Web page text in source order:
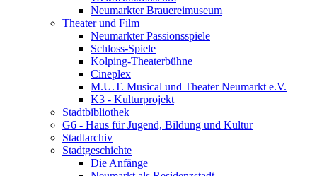
Neumarkter Brauereimuseum
Theater und Film
Neumarkter Passionsspiele
Schloss-Spiele
Kolping-Theaterbühne
Cineplex
M.U.T. Musical und Theater Neumarkt e.V.
K3 - Kulturprojekt
Stadtbibliothek
G6 - Haus für Jugend, Bildung und Kultur
Stadtarchiv
Stadtgeschichte
Die Anfänge